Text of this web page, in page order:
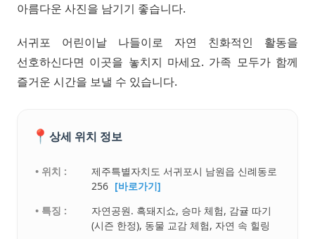
아름다운 사진을 남기기 좋습니다.
서귀포 어린이날 나들이로 자연 친화적인 활동을
선호하신다면 이곳을 놓치지 마세요. 가족 모두가 함께
즐거운 시간을 보낼 수 있습니다.
📍 상세 위치 정보
• 위치 :
제주특별자치도 서귀포시 남원읍 신례동로
256 [바로가기]
• 특징 :
자연공원. 흑돼지쇼, 승마 체험, 감귤 따기
(시즌 한정), 동물 교감 체험, 자연 속 힐링